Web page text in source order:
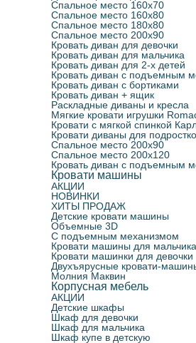
Спальное место 160х70
Спальное место 160х80
Спальное место 180х80
Спальное место 200х90
Кровать диван для девочки
Кровать диван для мальчика
Кровать диван для 2-х детей
Кровать диван с подъемным
Кровать диван с бортиками
Кровать диван + ящик
Раскладные диваны и кресла
Мягкие кровати игрушки
Кровати с мягкой спинкой
Кровати диваны для
Спальное место 200х90
Спальное место 200х120
Кровать диван с подъемным
Кровати машины
АКЦИИ
НОВИНКИ
ХИТЫ ПРОДАЖ
Детские кровати машины
Объемные 3D
С подъемным механизмом
Кровати машины для мальчика
Кровати машинки для девочки
Двухъярусные кровати-
Молния Маквин
Корпусная мебель
АКЦИИ
Детские шкафы
Шкаф для девочки
Шкаф для мальчика
Шкаф купе в детскую